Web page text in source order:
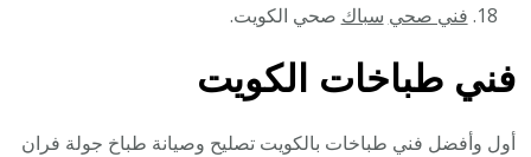
فني صحي سباك صحي الكويت.
فني طباخات الكويت
أول وأفضل فني طباخات بالكويت تصليح وصيانة طباخ جولة فران